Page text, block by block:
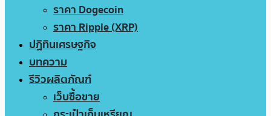
ราคา Dogecoin
ราคา Ripple (XRP)
ปฏิทินเศรษฐกิจ
บทความ
รีวิวผลิตภัณฑ์
เว็บซื้อขาย